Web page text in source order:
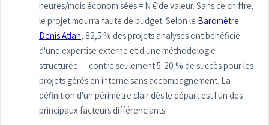
heures/mois économisées = N € de valeur. Sans ce chiffre,
le projet mourra faute de budget. Selon le Baromètre
Denis Atlan, 82,5 % des projets analysés ont bénéficié
d'une expertise externe et d'une méthodologie
structurée — contre seulement 5-20 % de succès pour les
projets gérés en interne sans accompagnement. La
définition d'un périmètre clair dès le départ est l'un des
principaux facteurs différenciants.